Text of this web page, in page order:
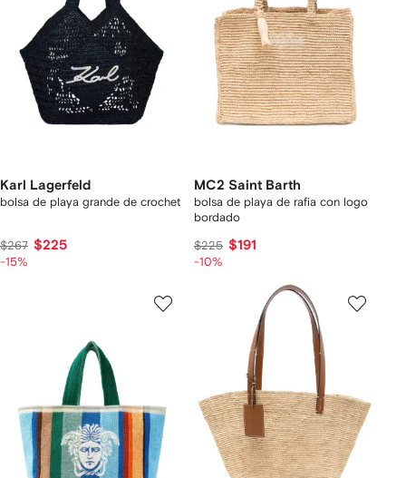
Karl Lagerfeld
bolsa de playa grande de crochet
$267 $225
-15%
MC2 Saint Barth
bolsa de playa de rafia con logo
bordado
$225 $191
-10%